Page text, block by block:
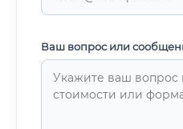
Ваш вопрос или